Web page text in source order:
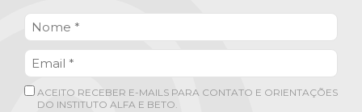
ACEITO RECEBER E-MAILS PARA CONTATO E ORIENTAÇÕES
DO INSTITUTO ALFA E BETO.